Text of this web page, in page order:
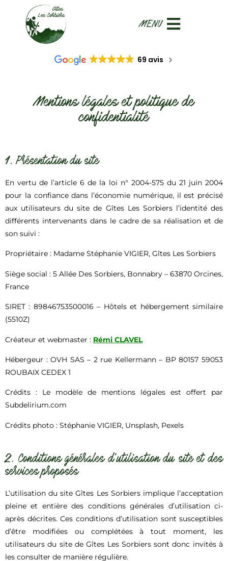
69 avis
Mentions légales et politique de
confidentialité
1. Présentation du site
En vertu de l’article 6 de la loi n° 2004-575 du 21 juin 2004
pour la confiance dans l’économie numérique, il est précisé
aux utilisateurs du site de Gîtes Les Sorbiers l’identité des
différents intervenants dans le cadre de sa réalisation et de
son suivi :
Propriétaire : Madame Stéphanie VIGIER, Gîtes Les Sorbiers
Siège social : 5 Allée Des Sorbiers, Bonnabry – 63870 Orcines,
France
SIRET : 89846753500016 – Hôtels et hébergement similaire
(5510Z)
Créateur et webmaster : Rémi CLAVEL
Hébergeur : OVH SAS – 2 rue Kellermann – BP 80157 59053
ROUBAIX CEDEX 1
Crédits : Le modèle de mentions légales est offert par
Subdelirium.com
Crédits photo : Stéphanie VIGIER, Unsplash, Pexels
2. Conditions générales d’utilisation du site et des
services proposés
L’utilisation du site Gîtes Les Sorbiers implique l’acceptation
pleine et entière des conditions générales d’utilisation ci-
après décrites. Ces conditions d’utilisation sont susceptibles
d’être modifiées ou complétées à tout moment, les
utilisateurs du site de Gîtes Les Sorbiers sont donc invités à
les consulter de manière régulière.